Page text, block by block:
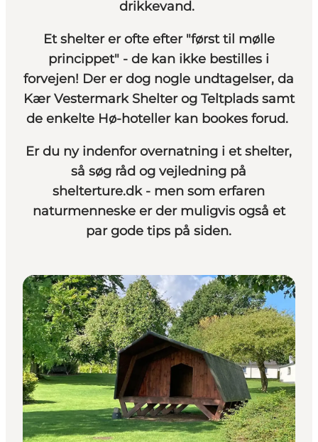
drikkevand.
Et shelter er ofte efter "først til mølle
princippet" - de kan ikke bestilles i
forvejen! Der er dog nogle undtagelser, da
Kær Vestermark Shelter og Teltplads samt
de enkelte Hø-hoteller kan bookes forud.
Er du ny indenfor overnatning i et shelter,
så søg råd og vejledning på
shelterture.dk- men som erfaren
naturmenneske er der muligvis også et
par gode tips på siden.